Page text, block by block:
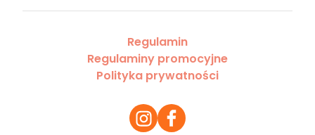
Regulamin
Regulaminy promocyjne
Polityka prywatności